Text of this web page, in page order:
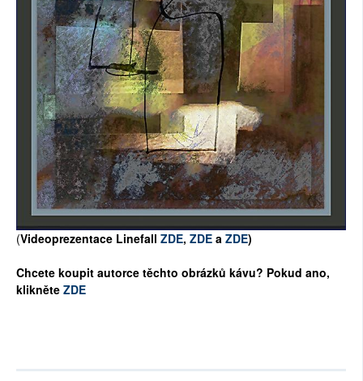
(Videoprezentace Linefall ZDE, ZDE a ZDE)
Chcete koupit autorce těchto obrázků kávu? Pokud ano,
klikněte ZDE